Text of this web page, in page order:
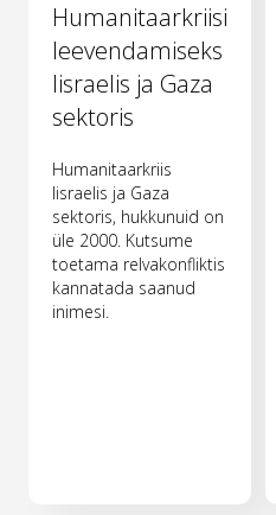
Humanitaarkriisi
leevendamiseks
Iisraelis ja Gaza
sektoris
Humanitaarkriis
Iisraelis ja Gaza
sektoris, hukkunuid on
üle 2000. Kutsume
toetama relvakonfliktis
kannatada saanud
inimesi.